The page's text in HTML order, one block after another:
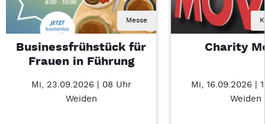
Messe
Businessfrühstück für
Frauen in Führung
Mi, 23.09.2026 | 08 Uhr
Weiden
Charity
Mi, 16.09.2026 |
Weiden